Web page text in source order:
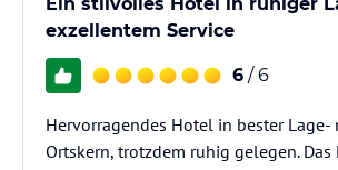
Nächtigungsabgabengesetz: 50402-000593-
Registration number in accordance with § 9
overnight tax law: 50402-000593-2020 -
object code: 593
Hinweis: Allgemeine und unverbindliche
exzellentem Service
6 / 6
Hervorragendes Hotel in bester Lage-
Ortskern, trotzdem ruhig gelegen.